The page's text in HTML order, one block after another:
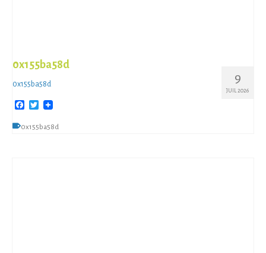
9
JUIL 2026
0x155ba58d
0x155ba58d
Facebook
Twitter
0x155ba58d